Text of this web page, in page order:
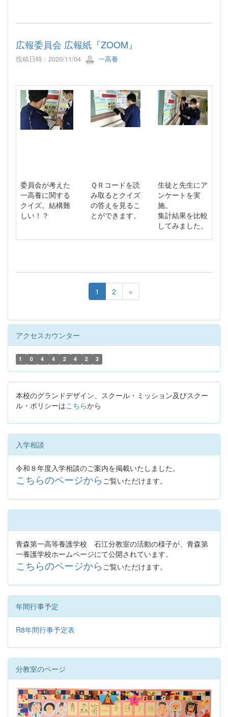
広報委員会 広報紙『ZOOM』
投稿日時 : 2020/11/04 一高養
委員会が考えた
一高養に関する
クイズ。結構難
しい！？
ＱＲコードを読
み取るとクイズ
の答えを見るこ
とができます。
生徒と先生にア
ンケートを実
施。
集計結果を比較
してみました。
1 2 »
アクセスカウンター
1 0 4 4 2 4 2 3
本校のグランドデザイン、スクール・ミッション及びスクー
ル・ポリシーはこちらから
入学相談
令和８年度入学相談のご案内を掲載いたしました。
こちらのページから ご覧いただけます。
青森第一高等養護学校 石江分教室の活動の様子が、青森第
一養護学校ホームページにて公開されています。
こちらのページから ご覧いただけます。
年間行事予定
R8年間行事予定表
分教室のページ